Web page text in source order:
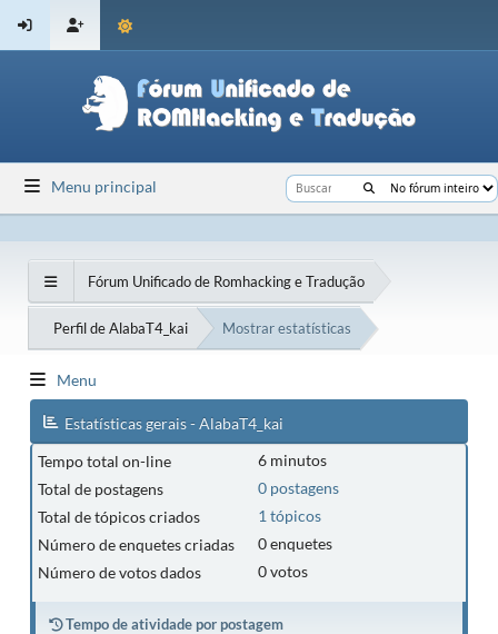
Menu principal
Fórum Unificado de Romhacking e Tradução
Perfil de AlabaT4_kai Mostrar estatísticas
Menu
Estatísticas gerais - AlabaT4_kai
Tempo total on-line
6 minutos
Total de postagens
0 postagens
Total de tópicos criados
1 tópicos
Número de enquetes criadas
0 enquetes
Número de votos dados
0 votos
Tempo de atividade por postagem